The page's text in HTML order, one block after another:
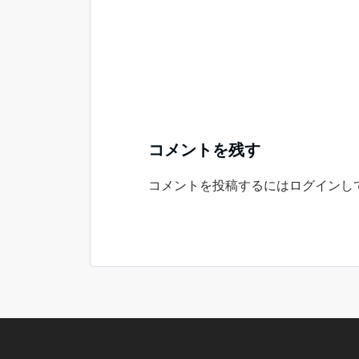
コメントを残す
コメントを投稿するには ログイン し